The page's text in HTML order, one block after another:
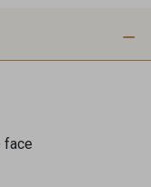
face